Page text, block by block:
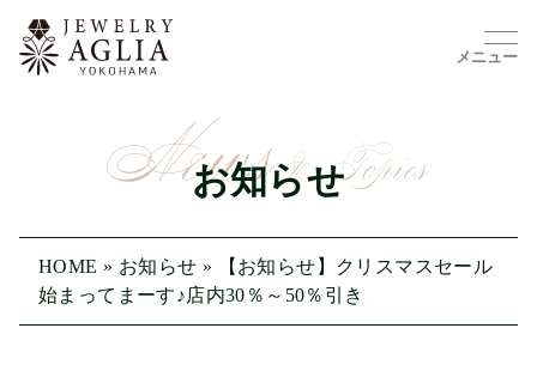
メニュー
お知らせ
HOME » お知らせ »
【お知らせ】クリスマスセール
始まってまーす♪店内30％～50％引き